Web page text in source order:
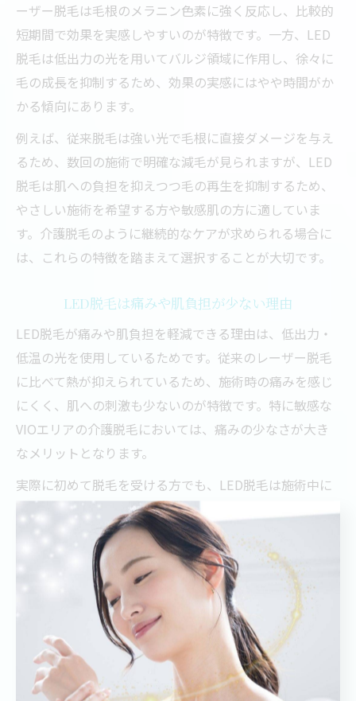
ーザー脱毛は毛根のメラニン色素に強く反応し、比較的
短期間で効果を実感しやすいのが特徴です。一方、LED
脱毛は低出力の光を用いてバルジ領域に作用し、徐々に
毛の成長を抑制するため、効果の実感にはやや時間がか
かる傾向にあります。
例えば、従来脱毛は強い光で毛根に直接ダメージを与え
るため、数回の施術で明確な減毛が見られますが、LED
脱毛は肌への負担を抑えつつ毛の再生を抑制するため、
やさしい施術を希望する方や敏感肌の方に適していま
す。介護脱毛のように継続的なケアが求められる場合に
は、これらの特徴を踏まえて選択することが大切です。
LED脱毛は痛みや肌負担が少ない理由
LED脱毛が痛みや肌負担を軽減できる理由は、低出力・
低温の光を使用しているためです。従来のレーザー脱毛
に比べて熱が抑えられているため、施術時の痛みを感じ
にくく、肌への刺激も少ないのが特徴です。特に敏感な
VIOエリアの介護脱毛においては、痛みの少なさが大き
なメリットとなります。
実際に初めて脱毛を受ける方でも、LED脱毛は施術中に
肌の状態を確認しながら進めるため、不安を感じること
なく継続しやすいです。痛みが苦手な方や肌トラブルの
リスクを抑えたい方にとって、LED脱毛は安心して選べ
る方法と言えるでしょう。
脱毛LED脱毛の効果と永久性の違い
脱毛において「永久脱毛」という言葉はよく使われます
が、LED脱毛と従来の医療レーザー脱毛ではその永久性